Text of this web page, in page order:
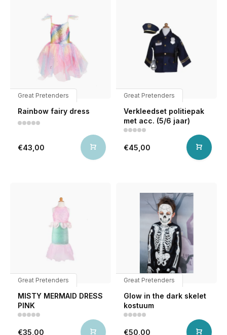
Great Pretenders
Rainbow fairy dress
€43,00
Great Pretenders
Verkleedset politiepak
met acc. (5/6 jaar)
€45,00
Great Pretenders
MISTY MERMAID DRESS
PINK
€35,00
Great Pretenders
Glow in the dark skelet
kostuum
€50,00